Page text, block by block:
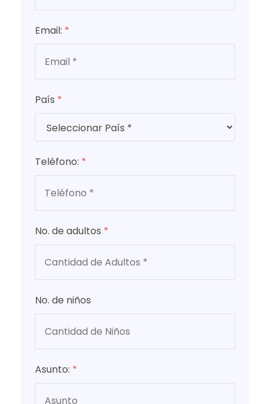
Email: *
País *
Teléfono: *
No. de adultos *
No. de niños
Asunto: *